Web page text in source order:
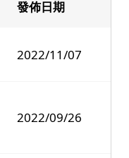
發佈日期
2022/11/07
2022/09/26